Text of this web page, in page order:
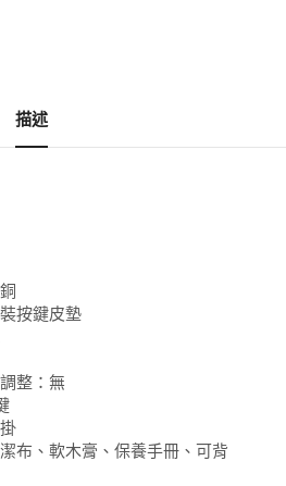
描述
按鍵皮墊
整：無
布、軟木膏、保養手冊、可背